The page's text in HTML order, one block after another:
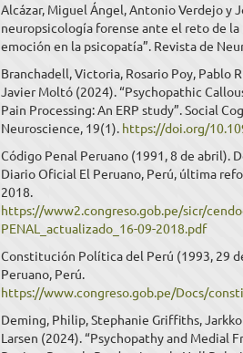
Alcázar, Miguel Ángel, Antonio Verdejo y
neuropsicología forense ante el reto de
emoción en la psicopatía”. Revista de
Branchadell, Victoria, Rosario Poy, Pablo
Javier Moltó (2024). “Psychopathic
Pain Processing: An ERP study”. Social
Neuroscience, 19(1). https://doi.org/
Código Penal Peruano (1991, 8 de abril).
Diario Oficial El Peruano, Perú, última
2018.
https://www2.congreso.gob.pe/sicr/
PENAL_actualizado_16-09-2018.pdf
Constitución Política del Perú (1993, 29
Peruano, Perú.
https://www.congreso.gob.pe/Docs/
Deming, Philip, Stephanie Griffiths,
Larsen (2024). “Psychopathy and Medial